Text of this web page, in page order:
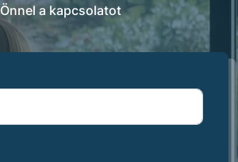
Önnel a kapcsolatot